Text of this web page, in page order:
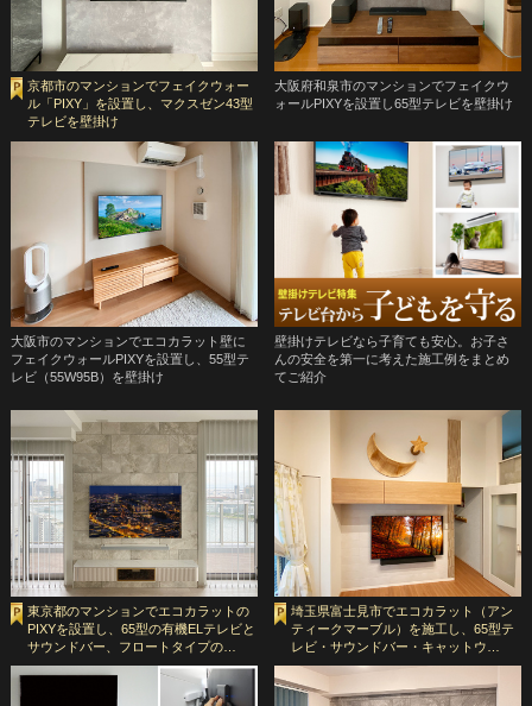
京都市のマンションでフェイクウォー
ル「PIXY」を設置し、マクスゼン43型
テレビを壁掛け
大阪府和泉市のマンションでフェイクウ
ォールPIXYを設置し65型テレビを壁掛け
大阪市のマンションでエコカラット壁に
フェイクウォールPIXYを設置し、55型テ
レビ（55W95B）を壁掛け
壁掛けテレビなら子育ても安心。お子さ
んの安全を第一に考えた施工例をまとめ
てご紹介
東京都のマンションでエコカラットの
PIXYを設置し、65型の有機ELテレビと
サウンドバー、フロートタイプの…
埼玉県富士見市でエコカラット（アン
ティークマーブル）を施工し、65型テ
レビ・サウンドバー・キャットウ…